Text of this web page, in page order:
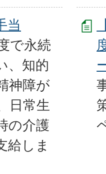
当
で永続
、知的
神障が
日常生
の介護
給しま